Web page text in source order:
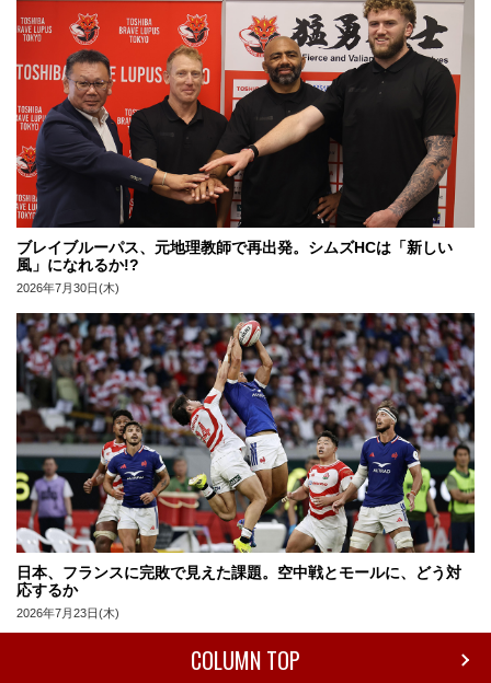
ブレイブルーパス、元地理教師で再出発。シムズHCは「新しい
風」になれるか!?
2026年7月30日(木)
日本、フランスに完敗で見えた課題。空中戦とモールに、どう対
応するか
2026年7月23日(木)
COLUMN TOP